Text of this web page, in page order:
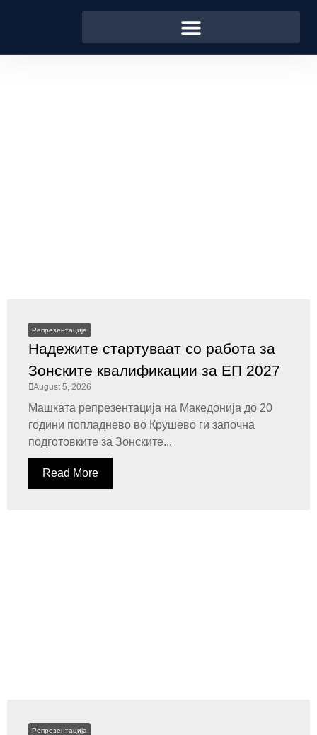
Репрезентација
Надежите стартуваат со работа за
Зонските квалификации за ЕП 2027
August 5, 2026
Машката репрезентација на Македонија до 20
години попладнево во Крушево ги започна
подготовките за Зонските...
Read More
Репрезентација